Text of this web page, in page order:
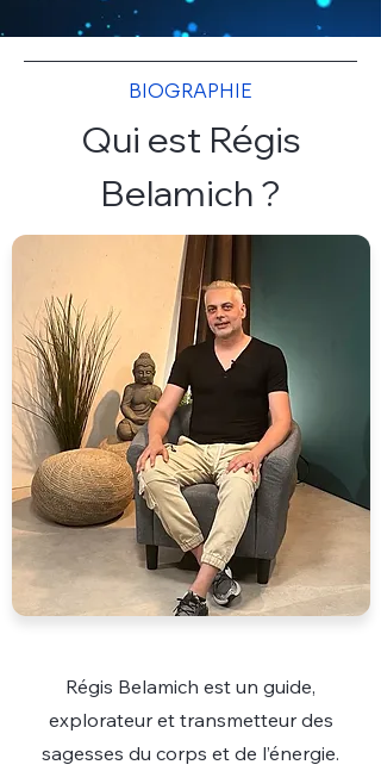
BIOGRAPHIE
Qui est Régis
Belamich ?
Régis Belamich est un guide,
explorateur et transmetteur des
sagesses du corps et de l’énergie.